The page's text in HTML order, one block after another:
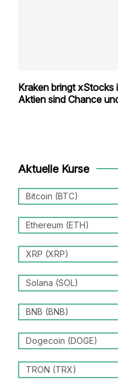
Kraken bringt xStocks
Aktien sind Chance
Aktuelle Kurse
Bitcoin (BTC)
Ethereum (ETH)
XRP (XRP)
Solana (SOL)
BNB (BNB)
Dogecoin (DOGE)
TRON (TRX)